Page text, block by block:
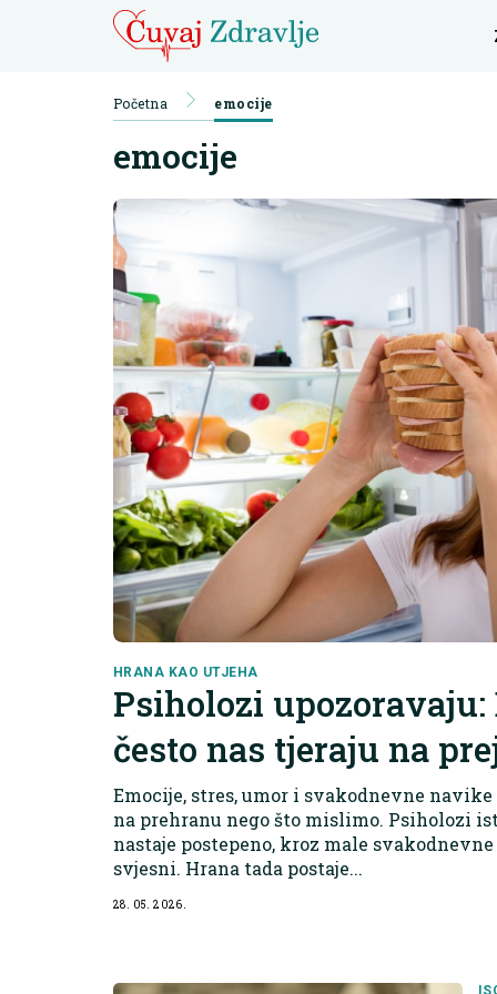
Početna emocije
emocije
HRANA KAO UTJEHA
Psiholozi
često nas tjeraju na
Emocije, stres, umor i svakodnevne
na prehranu nego što mislimo. Psiholozi
nastaje postepeno, kroz male
svjesni. Hrana tada postaje...
28. 05. 2026.